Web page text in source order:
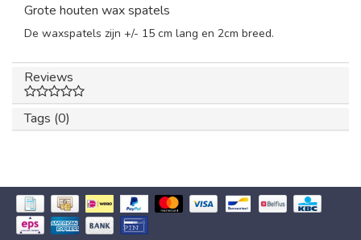
Grote houten wax spatels
De waxspatels zijn +/- 15 cm lang en 2cm breed.
Reviews
Tags (0)